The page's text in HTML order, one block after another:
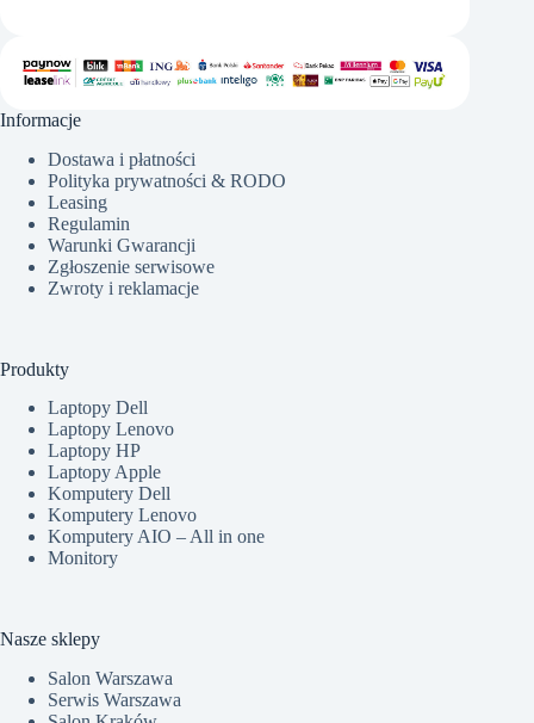
Informacje
Dostawa i płatności
Polityka prywatności & RODO
Leasing
Regulamin
Warunki Gwarancji
Zgłoszenie serwisowe
Zwroty i reklamacje
Produkty
Laptopy Dell
Laptopy Lenovo
Laptopy HP
Laptopy Apple
Komputery Dell
Komputery Lenovo
Komputery AIO – All in one
Monitory
Nasze sklepy
Salon Warszawa
Serwis Warszawa